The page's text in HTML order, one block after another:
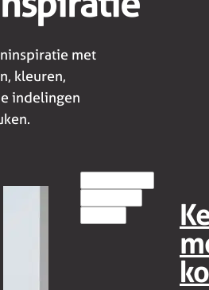
met
kleuren,
indelingen